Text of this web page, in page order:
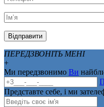
ПЕРЕДЗВОНІТЬ МЕНІ
+
Ми передзвонимо Ви
Представте себе, і ми